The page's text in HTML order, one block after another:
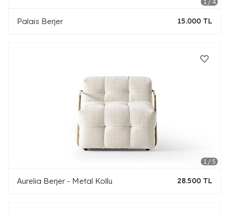
Palais Berjer 15.000 TL
Aurelia Berjer - Metal Kollu 28.500 TL